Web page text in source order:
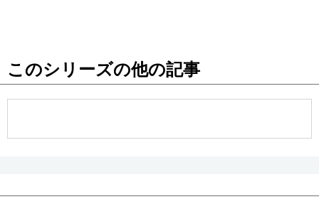
このシリーズの他の記事